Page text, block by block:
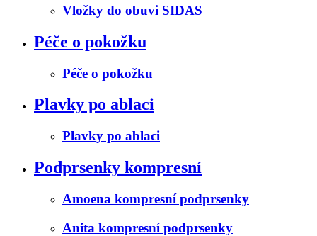
Vložky do obuvi SIDAS
Péče o pokožku
Péče o pokožku
Plavky po ablaci
Plavky po ablaci
Podprsenky kompresní
Amoena kompresní podprsenky
Anita kompresní podprsenky